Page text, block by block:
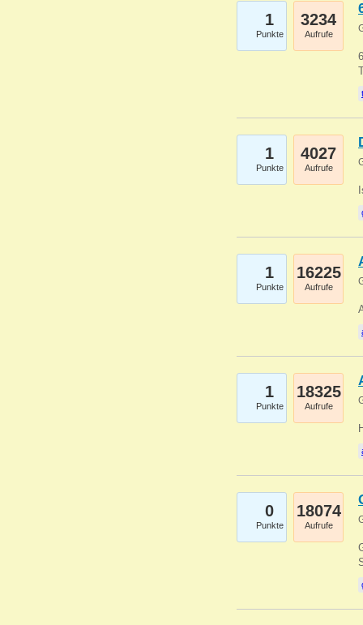
1
Punkte
3234
Aufrufe
1
Punkte
4027
Aufrufe
1
Punkte
16225
Aufrufe
1
Punkte
18325
Aufrufe
0
Punkte
18074
Aufrufe